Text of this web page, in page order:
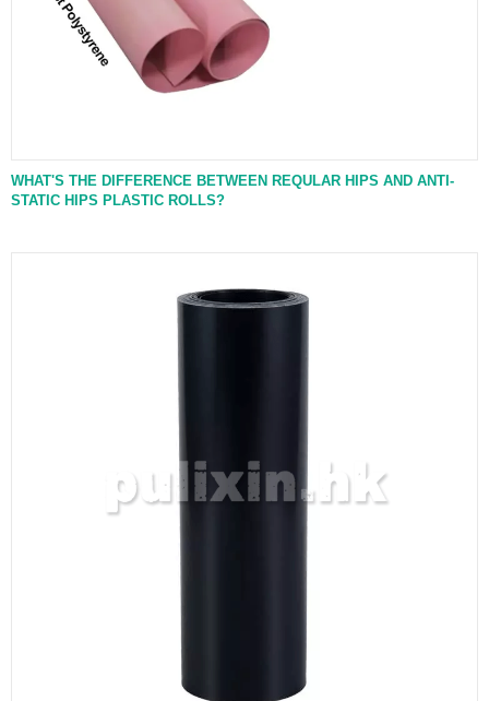
WHAT'S THE DIFFERENCE BETWEEN REQULAR HIPS AND ANTI-
STATIC HIPS PLASTIC ROLLS?